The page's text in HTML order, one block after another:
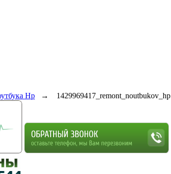
Hp → 1429969417_remont_noutbukov_hp